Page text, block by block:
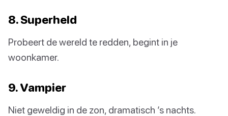
8. Superheld
Probeert de wereld te redden, begint in je
woonkamer.
9. Vampier
Niet geweldig in de zon, dramatisch ’s nachts.